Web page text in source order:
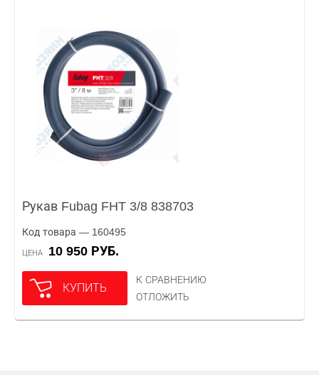
Рукав Fubag FHT 3/8 838703
Код товара — 160495
ЦЕНА 10 950 РУБ.
КУПИТЬ
К СРАВНЕНИЮ
ОТЛОЖИТЬ